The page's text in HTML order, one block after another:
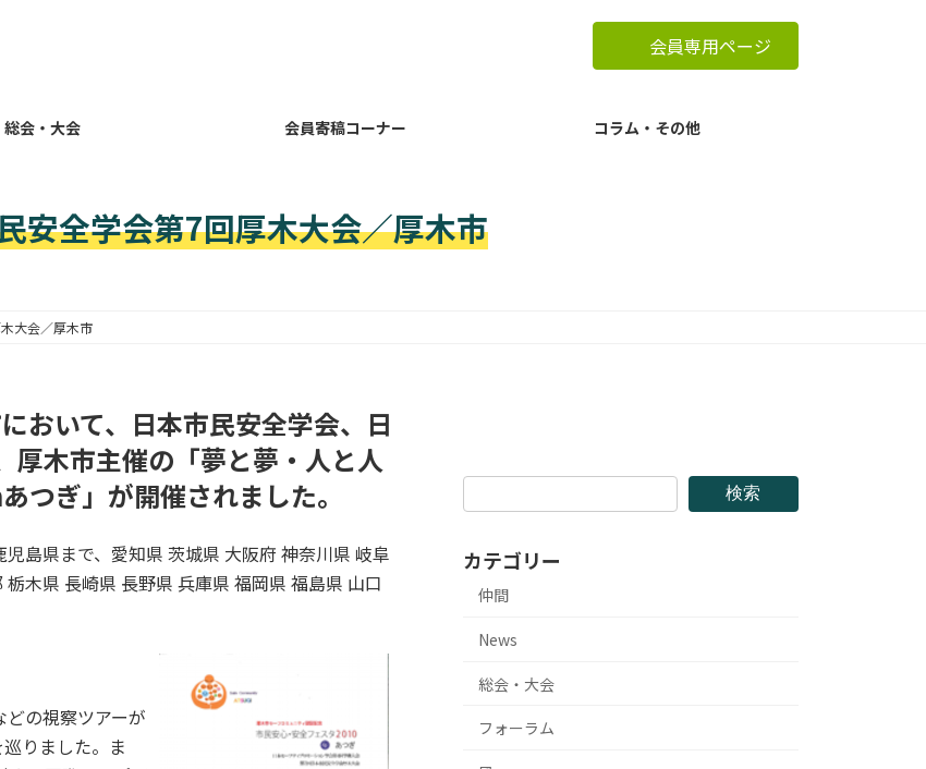
会員専用ページ
総会・大会 会員寄稿コーナー コラム・その他
安全学会第7回厚木大会／厚木市
大会／厚木市
おいて、日本市民安全学会、日
厚木市主催の「夢と夢・人と人
ぎ」が開催されました。
島県まで、愛知県 茨城県 大阪府 神奈川県 岐阜
木県 長崎県 長野県 兵庫県 福岡県 福島県 山口
の視察ツアーが
りました。ま
検索
カテゴリー
仲間
News
総会・大会
フォーラム